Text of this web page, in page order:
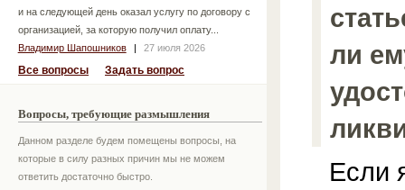
и на следующей день оказал услугу по договору с
организацией, за которую получил оплату...
Владимир Шапошников
| 27 июля 2026
Все вопросы Задать вопрос
Вопросы, требующие размышления
Данном разделе будем помещены вопросы, на
которые в силу разных причин мы не можем
ответить достаточно быстро.
ли
Если